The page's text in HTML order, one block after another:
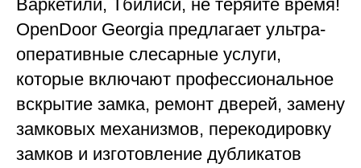
Варкетили, Тбилиси, не теряйте время!
OpenDoor Georgia предлагает ультра-
оперативные слесарные услуги,
которые включают профессиональное
вскрытие замка, ремонт дверей, замену
замковых механизмов, перекодировку
замков и изготовление дубликатов